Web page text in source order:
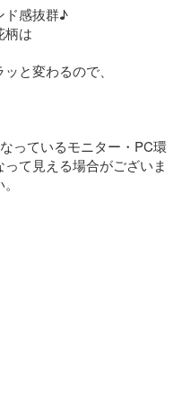
ド感抜群♪
柄は
と変わるので、
っているモニター・PC環
て見える場合がございま